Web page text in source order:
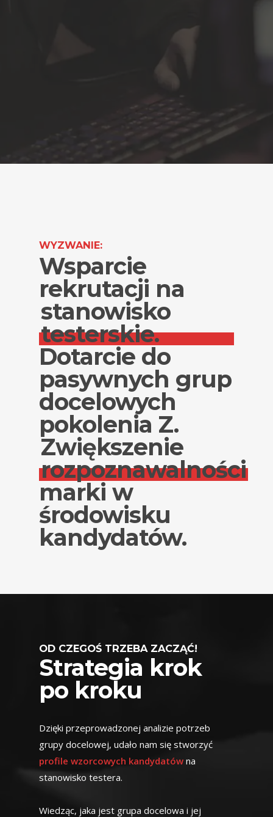
WYZWANIE:
Wsparcie
rekrutacji na
stanowisko
testerskie.
Dotarcie do
pasywnych grup
docelowych
pokolenia Z.
Zwiększenie
rozpoznawalności
marki w
środowisku
kandydatów.
OD CZEGOŚ TRZEBA ZACZĄĆ!
Strategia krok
po kroku
Dzięki przeprowadzonej analizie potrzeb
grupy docelowej, udało nam się stworzyć
profile wzorcowych kandydatów na
stanowisko testera.
Wiedząc, jaka jest grupa docelowa i jej